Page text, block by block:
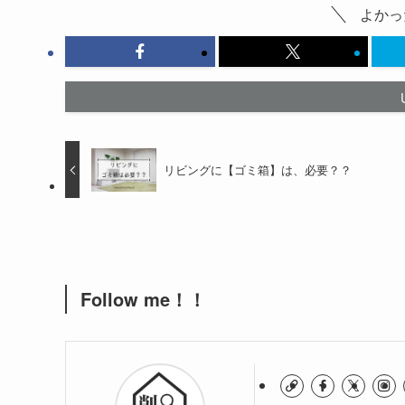
よか
リビングに【ゴミ箱】は、必要？？
Follow me！！